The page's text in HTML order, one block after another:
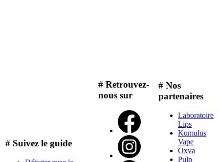
# Suivez le guide
# Retrouvez-
nous sur
# Nos
partenaires
Laboratoire
Lips
Kumulus
Vape
Oxva
Pulp